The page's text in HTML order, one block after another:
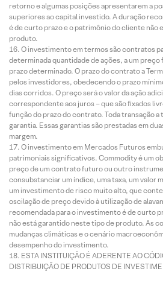
retorno e algumas posições apresentarem a
superiores ao capital investido. A duração
é de curto prazo e o patrimônio do cliente não
produto.
O investimento em termos são contratos
determinada quantidade de ações, a um preço
prazo determinado. O prazo do contrato a
pelos investidores, obedecendo o prazo
dias corridos. O preço será o valor da ação
correspondente aos juros – que são fixados
função do prazo do contrato. Toda transação
garantia. Essas garantias são prestadas em
margem.
O investimento em Mercados Futuros
patrimoniais significativos. Commodity é um
preço de um contrato futuro ou outro
consubstanciar um índice, uma taxa, um valor
um investimento de risco muito alto, que
oscilação de preço devido à utilização de
recomendada para o investimento é de curto
não está garantido neste tipo de produto. As
mudanças climáticas e o cenário
desempenho do investimento.
ESTA INSTITUIÇÃO É ADERENTE AO
DISTRIBUIÇÃO DE PRODUTOS DE